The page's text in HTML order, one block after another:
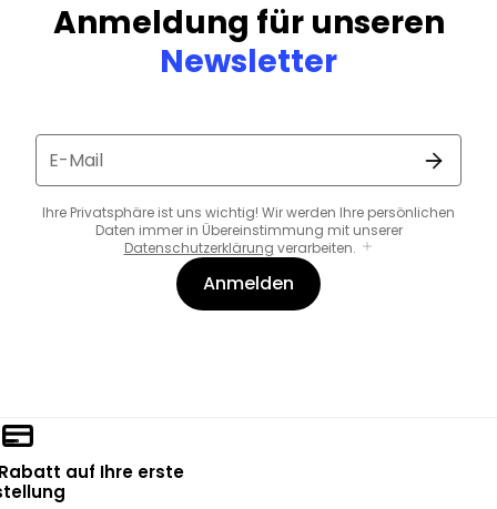
Anmeldung für unseren
Newsletter
E-Mail
Ihre Privatsphäre ist uns wichtig! Wir werden Ihre persönlichen
Daten immer in Übereinstimmung mit unserer
Datenschutzerklärung verarbeiten.
Anmelden
auf Ihre erste